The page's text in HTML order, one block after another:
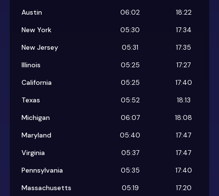
Austin
06:02
18:22
New York
05:30
17:34
New Jersey
05:31
17:35
Illinois
05:25
17:27
California
05:25
17:40
Texas
05:52
18:13
Michigan
06:07
18:08
Maryland
05:40
17:47
Virginia
05:37
17:47
Pennsylvania
05:35
17:40
Massachusetts
05:19
17:20